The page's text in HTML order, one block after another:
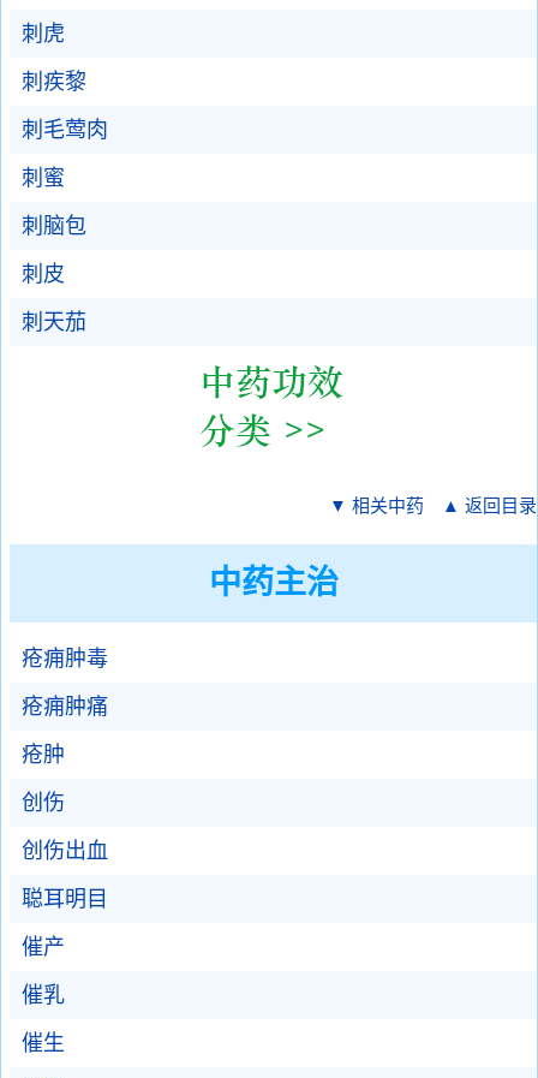
刺虎
刺疾黎
刺毛莺肉
刺蜜
刺脑包
刺皮
刺天茄
▼ 相关中药 ▲ 返回目录
中药主治
疮痈肿毒
疮痈肿痛
疮肿
创伤
创伤出血
聪耳明目
催产
催乳
催生